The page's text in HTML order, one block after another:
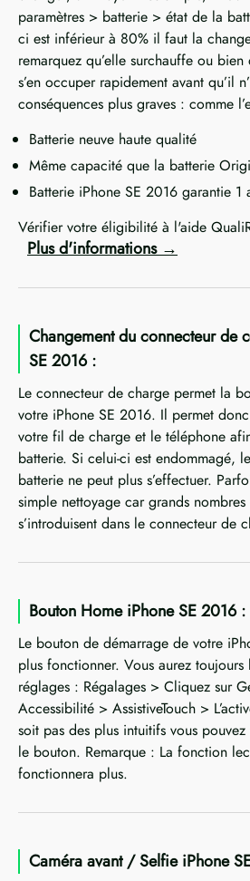
paramètres > batterie > état de la
ci est inférieur à 80% il faut la
remarquez qu’elle surchauffe ou
s’en occuper rapidement avant qu’il
conséquences plus graves : comme
Batterie neuve haute qualité
Même capacité que la batterie
Batterie iPhone SE 2016 garantie 1
Vérifier votre éligibilité à l'aide
Plus d'informations
Changement du connecteur de
SE 2016 :
Le connecteur de charge permet la
votre iPhone SE 2016. Il permet
votre fil de charge et le téléphone
batterie. Si celui-ci est endommagé,
batterie ne peut plus s’effectuer.
simple nettoyage car grands
s’introduisent dans le connecteur de
Bouton Home iPhone SE 2016 :
Le bouton de démarrage de votre
plus fonctionner. Vous aurez toujours
réglages : Régalages > Cliquez sur
Accessibilité > AssistiveTouch >
soit pas des plus intuitifs vous
le bouton. Remarque : La fonction
fonctionnera plus.
Caméra avant / Selfie iPhone